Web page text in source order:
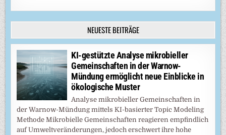
NEUESTE BEITRÄGE
KI-gestützte Analyse mikrobieller
Gemeinschaften in der Warnow-
Mündung ermöglicht neue Einblicke in
ökologische Muster
Analyse mikrobieller Gemeinschaften in
der Warnow-Mündung mittels KI-basierter Topic Modeling
Methode Mikrobielle Gemeinschaften reagieren empfindlich
auf Umweltveränderungen, jedoch erschwert ihre hohe